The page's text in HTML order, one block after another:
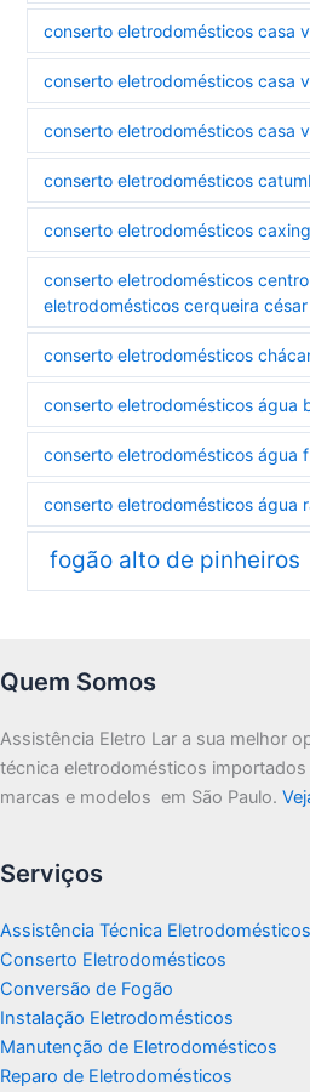
conserto eletrodomésticos casa
conserto eletrodomésticos casa
conserto eletrodomésticos casa
conserto eletrodomésticos
conserto eletrodomésticos
conserto eletrodomésticos
eletrodomésticos cerqueira césar
conserto eletrodomésticos
conserto eletrodomésticos água
conserto eletrodomésticos água
conserto eletrodomésticos água
fogão alto de pinheiros
Quem Somos
Assistência Eletro Lar a sua melhor
técnica eletrodomésticos
marcas e modelos em São Paulo.
Serviços
Assistência Técnica Eletrodomésticos
Conserto Eletrodomésticos
Conversão de Fogão
Instalação Eletrodomésticos
Manutenção de Eletrodomésticos
Reparo de Eletrodomésticos